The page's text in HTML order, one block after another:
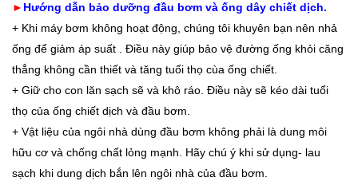
► Hướng dẫn bảo dưỡng đầu bơm và ống dây chiết dịch.
+ Khi máy bơm không hoạt động, chúng tôi khuyên bạn nên nhả
ống để giảm áp suất . Điều này giúp bảo vệ đường ống khỏi căng
thẳng không cần thiết và tăng tuổi thọ cùa ống chiết.
+ Giữ cho con lăn sạch sẽ và khô ráo. Điều này sẽ kéo dài tuổi
thọ của ống chiết dịch và đầu bơm.
+ Vật liệu của ngôi nhà dùng đầu bơm không phải là dung môi
hữu cơ và chống chất lỏng mạnh. Hãy chú ý khi sử dụng- lau
sạch khi dung dịch bắn lên ngôi nhà của đầu bơm.